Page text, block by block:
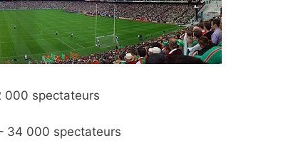
000 spectateurs
34 000 spectateurs